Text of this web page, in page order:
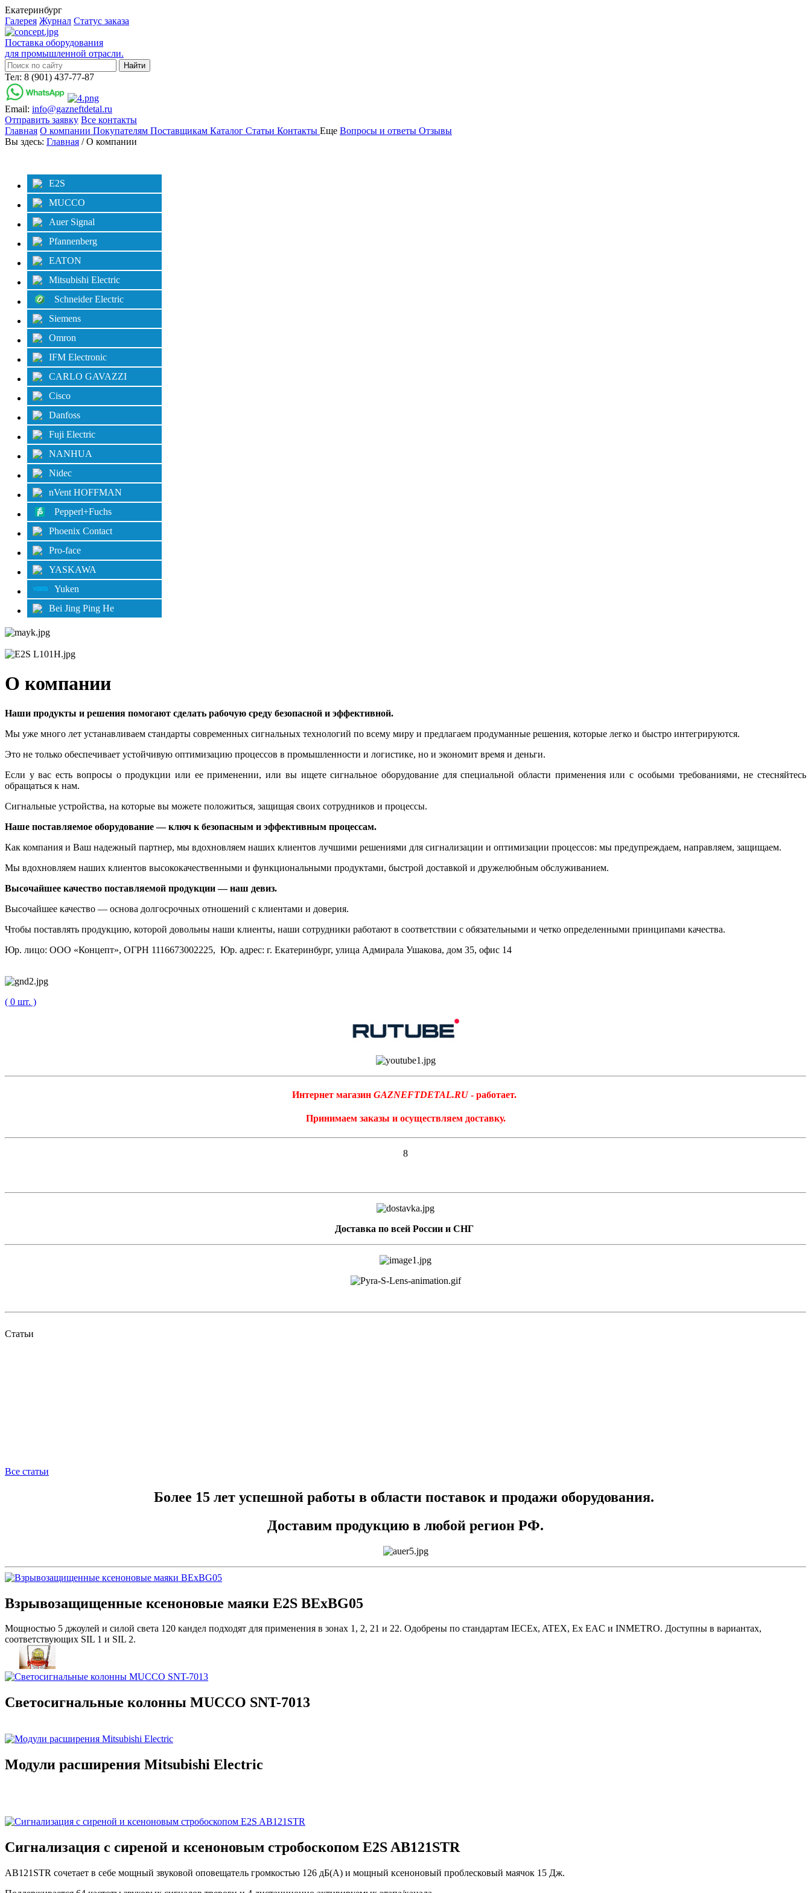
Екатеринбург
Галерея Журнал Статус заказа
Поставка оборудования
для промышленной отрасли.
Тел: 8 (901) 437-77-87
Email: info@gazneftdetal.ru
Отправить заявку Все контакты
Главная О компании Покупателям Поставщикам Каталог Статьи Контакты Еще Вопросы и ответы Отзывы
Вы здесь: Главная / О компании
E2S
MUCCO
Auer Signal
Pfannenberg
EATON
Mitsubishi Electric
Schneider Electric
Siemens
Omron
IFM Electronic
CARLO GAVAZZI
Cisco
Danfoss
Fuji Electric
NANHUA
Nidec
nVent HOFFMAN
Pepperl+Fuchs
Phoenix Contact
Pro-face
YASKAWA
Yuken
Bei Jing Ping He
О компании
Наши продукты и решения помогают сделать рабочую среду безопасной и эффективной.
Мы уже много лет устанавливаем стандарты современных сигнальных технологий по всему миру и предлагаем продуманные решения, которые легко и быстро интегрируются.
Это не только обеспечивает устойчивую оптимизацию процессов в промышленности и логистике, но и экономит время и деньги.
Если у вас есть вопросы о продукции или ее применении, или вы ищете сигнальное оборудование для специальной области применения или с особыми требованиями, не стесняйтесь
обращаться к нам.
Сигнальные устройства, на которые вы можете положиться, защищая своих сотрудников и процессы.
Наше поставляемое оборудование — ключ к безопасным и эффективным процессам.
Как компания и Ваш надежный партнер, мы вдохновляем наших клиентов лучшими решениями для сигнализации и оптимизации процессов: мы предупреждаем, направляем, защищаем.
Мы вдохновляем наших клиентов высококачественными и функциональными продуктами, быстрой доставкой и дружелюбным обслуживанием.
Высочайшее качество поставляемой продукции — наш девиз.
Высочайшее качество — основа долгосрочных отношений с клиентами и доверия.
Чтобы поставлять продукцию, которой довольны наши клиенты, наши сотрудники работают в соответствии с обязательными и четко определенными принципами качества.
Юр. лицо: ООО «Концепт», ОГРН 1116673002225, Юр. адрес: г. Екатеринбург, улица Адмирала Ушакова, дом 35, офис 14
( 0 шт. )
Интернет магазин GAZNEFTDETAL.RU- работает.
Принимаем заказы и осуществляем доставку.
8
Доставка по всей России и СНГ
Статьи
Все статьи
Более 15 лет успешной работы в области поставок и продажи оборудования.
Доставим продукцию в любой регион РФ.
Взрывозащищенные ксеноновые маяки E2S BExBG05
Мощностью 5 джоулей и силой света 120 кандел подходят для применения в зонах 1, 2, 21 и 22. Одобрены по стандартам IECEx, ATEX, Ex EAC и INMETRO. Доступны в вариантах,
соответствующих SIL 1 и SIL 2.
Светосигнальные колонны MUCCO SNT-7013
Модули расширения Mitsubishi Electric
Сигнализация с сиреной и ксеноновым стробоскопом E2S AB121STR
AB121STR сочетает в себе мощный звуковой оповещатель громкостью 126 дБ(A) и мощный ксеноновый проблесковый маячок 15 Дж.